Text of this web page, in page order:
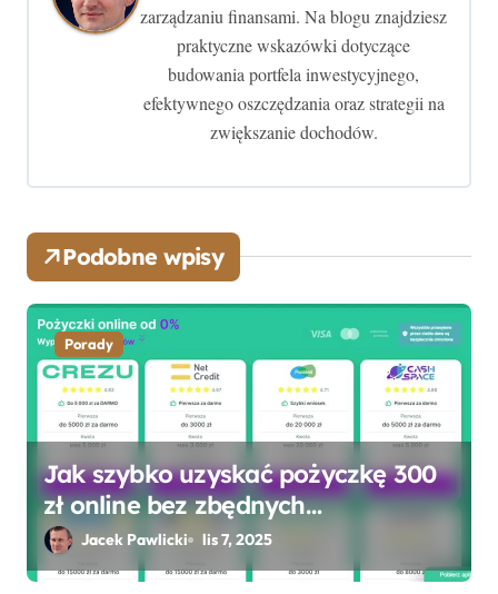
u
zarządzaniu finansami. Na blogu znajdziesz
praktyczne wskazówki dotyczące
budowania portfela inwestycyjnego,
efektywnego oszczędzania oraz strategii na
zwiększanie dochodów.
Podobne wpisy
Porady
Jak szybko uzyskać pożyczkę 300
zł online bez zbędnych
formalności?
Jacek Pawlicki lis 7, 2025